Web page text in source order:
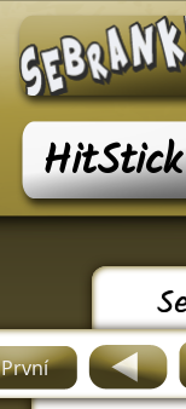
HitStick
První